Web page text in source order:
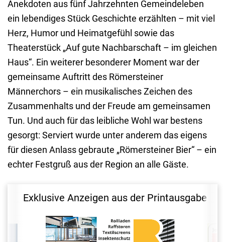
Anekdoten aus fünf Jahrzehnten Gemeindeleben
ein lebendiges Stück Geschichte erzählten – mit viel
Herz, Humor und Heimatgefühl sowie das
Theaterstück „Auf gute Nachbarschaft – im gleichen
Haus“. Ein weiterer besonderer Moment war der
gemeinsame Auftritt des Römersteiner
Männerchors – ein musikalisches Zeichen des
Zusammenhalts und der Freude am gemeinsamen
Tun. Und auch für das leibliche Wohl war bestens
gesorgt: Serviert wurde unter anderem das eigens
für diesen Anlass gebraute „Römersteiner Bier“ – ein
echter Festgruß aus der Region an alle Gäste.
Exklusive Anzeigen aus der Printausgabe